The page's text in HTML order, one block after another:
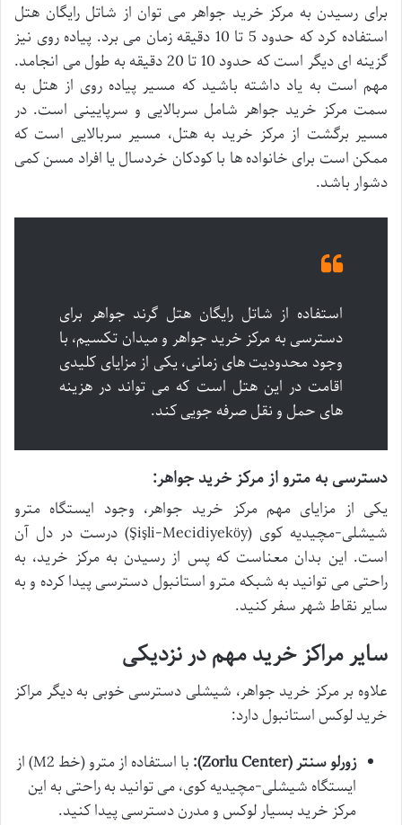
برای رسیدن به مرکز خرید جواهر می توان از شاتل رایگان هتل
استفاده کرد که حدود 5 تا 10 دقیقه زمان می برد. پیاده روی نیز
گزینه ای دیگر است که حدود 10 تا 20 دقیقه به طول می انجامد.
مهم است به یاد داشته باشید که مسیر پیاده روی از هتل به
سمت مرکز خرید جواهر شامل سربالایی و سرپایینی است. در
مسیر برگشت از مرکز خرید به هتل، مسیر سربالایی است که
ممکن است برای خانواده ها با کودکان خردسال یا افراد مسن کمی
دشوار باشد.
استفاده از شاتل رایگان هتل گرند جواهر برای
دسترسی به مرکز خرید جواهر و میدان تکسیم، با
وجود محدودیت های زمانی، یکی از مزایای کلیدی
اقامت در این هتل است که می تواند در هزینه
های حمل و نقل صرفه جویی کند.
دسترسی به مترو از مرکز خرید جواهر:
یکی از مزایای مهم مرکز خرید جواهر، وجود ایستگاه مترو
شیشلی-مچیدیه کوی (Şişli-Mecidiyeköy) درست در دل آن
است. این بدان معناست که پس از رسیدن به مرکز خرید، به
راحتی می توانید به شبکه مترو استانبول دسترسی پیدا کرده و به
سایر نقاط شهر سفر کنید.
سایر مراکز خرید مهم در نزدیکی
علاوه بر مرکز خرید جواهر، شیشلی دسترسی خوبی به دیگر مراکز
خرید لوکس استانبول دارد:
زورلو سنتر (Zorlu Center):
با استفاده از مترو (خط M2) از
ایستگاه شیشلی-مچیدیه کوی، می توانید به راحتی به این
مرکز خرید بسیار لوکس و مدرن دسترسی پیدا کنید.